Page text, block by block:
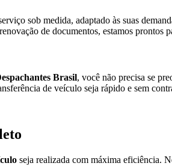
sob medida, adaptado às suas
de documentos, estamos prontos
Brasil, você não precisa se
de veículo seja rápido e sem
seja realizada com máxima eficiência.